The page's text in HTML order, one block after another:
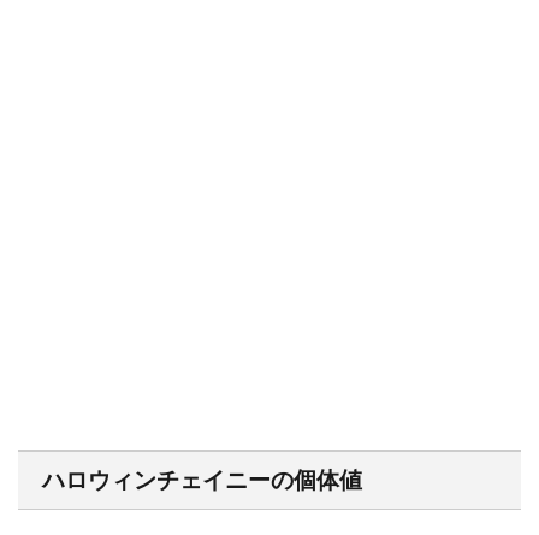
ハロウィンチェイニーの個体値